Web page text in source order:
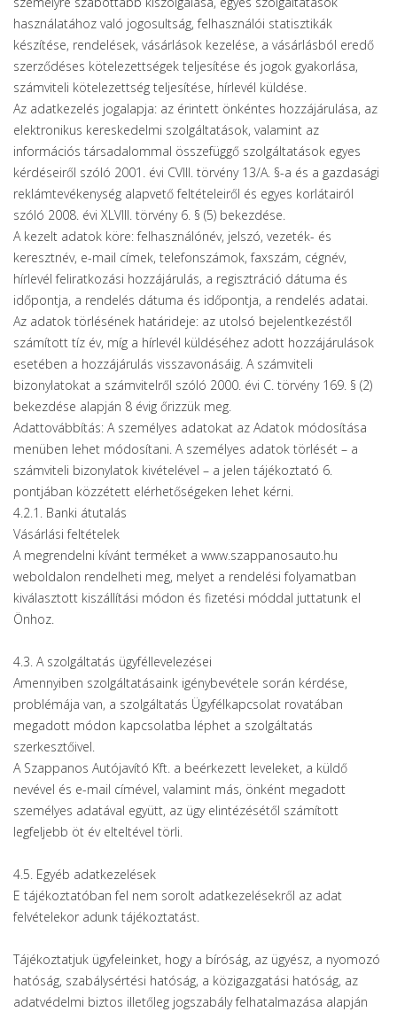
használatához való jogosultság, felhasználói statisztikák
készítése, rendelések, vásárlások kezelése, a vásárlásból eredő
szerződéses kötelezettségek teljesítése és jogok gyakorlása,
számviteli kötelezettség teljesítése, hírlevél küldése.
Az adatkezelés jogalapja: az érintett önkéntes hozzájárulása, az
elektronikus kereskedelmi szolgáltatások, valamint az
információs társadalommal összefüggő szolgáltatások egyes
kérdéseiről szóló 2001. évi CVIII. törvény 13/A. §-a és a gazdasági
reklámtevékenység alapvető feltételeiről és egyes korlátairól
szóló 2008. évi XLVIII. törvény 6. § (5) bekezdése.
A kezelt adatok köre: felhasználónév, jelszó, vezeték- és
keresztnév, e-mail címek, telefonszámok, faxszám, cégnév,
hírlevél feliratkozási hozzájárulás, a regisztráció dátuma és
időpontja, a rendelés dátuma és időpontja, a rendelés adatai.
Az adatok törlésének határideje: az utolsó bejelentkezéstől
számított tíz év, míg a hírlevél küldéséhez adott hozzájárulások
esetében a hozzájárulás visszavonásáig. A számviteli
bizonylatokat a számvitelről szóló 2000. évi C. törvény 169. § (2)
bekezdése alapján 8 évig őrizzük meg.
Adattovábbítás: A személyes adatokat az Adatok módosítása
menüben lehet módosítani. A személyes adatok törlését – a
számviteli bizonylatok kivételével – a jelen tájékoztató 6.
pontjában közzétett elérhetőségeken lehet kérni.
4.2.1. Banki átutalás
Vásárlási feltételek
A megrendelni kívánt terméket a www.szappanosauto.hu
weboldalon rendelheti meg, melyet a rendelési folyamatban
kiválasztott kiszállítási módon és fizetési móddal juttatunk el
Önhoz.
4.3. A szolgáltatás ügyféllevelezései
Amennyiben szolgáltatásaink igénybevétele során kérdése,
problémája van, a szolgáltatás Ügyfélkapcsolat rovatában
megadott módon kapcsolatba léphet a szolgáltatás
szerkesztőivel.
A Szappanos Autójavító Kft. a beérkezett leveleket, a küldő
nevével és e-mail címével, valamint más, önként megadott
személyes adatával együtt, az ügy elintézésétől számított
legfeljebb öt év elteltével törli.
4.5. Egyéb adatkezelések
E tájékoztatóban fel nem sorolt adatkezelésekről az adat
felvételekor adunk tájékoztatást.
Tájékoztatjuk ügyfeleinket, hogy a bíróság, az ügyész, a nyomozó
hatóság, szabálysértési hatóság, a közigazgatási hatóság, az
adatvédelmi biztos illetőleg jogszabály felhatalmazása alapján